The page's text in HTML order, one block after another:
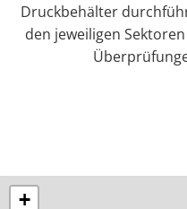
Druckbehälter
den jeweiligen
+